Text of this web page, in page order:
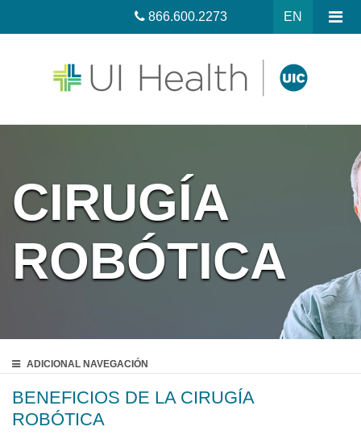
EN
866.600.2273
CIRUGÍA
ROBÓTICA
ADICIONAL NAVEGACIÓN
BENEFICIOS DE LA CIRUGÍA
ROBÓTICA